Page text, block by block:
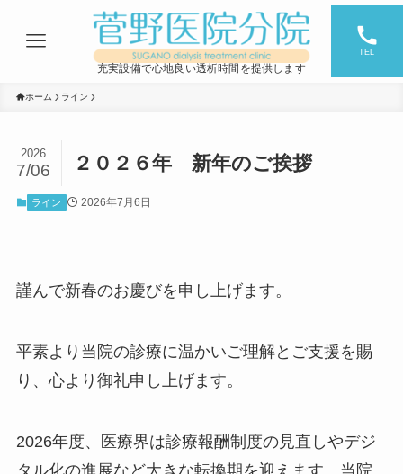
充実設備で心地良い透析時間を提供します
TEL
ホーム ライン
２０２６年 新年のご挨拶
2026
7/06
ライン 2026年7月6日
謹んで新春のお慶びを申し上げます。
平素より当院の診療に温かいご理解とご支援を賜
り、心より御礼申し上げます。
2026年度、医療界は診療報酬制度の見直しやデジ
タル化の進展など大きな転換期を迎えます。当院